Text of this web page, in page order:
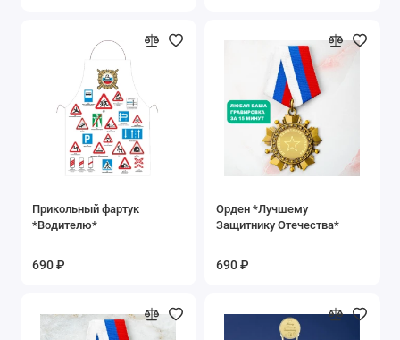
Прикольный фартук
*Водителю*
690 ₽
Орден *Лучшему
Защитнику Отечества*
690 ₽